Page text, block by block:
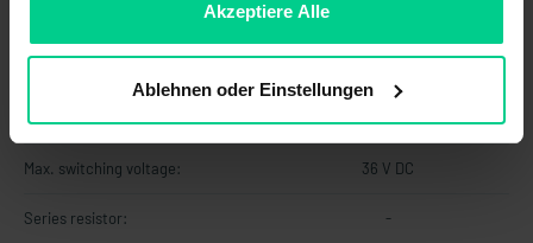
Akzeptiere Alle
Ablehnen oder Einstellungen
Electrical data
Max. switching power: 10 VA
Max. switching voltage: 36 V DC
Series resistor: -